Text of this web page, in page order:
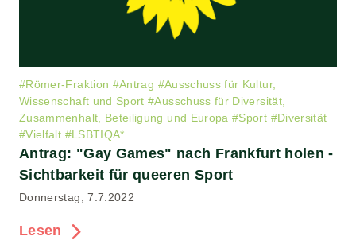
#Römer-Fraktion #Antrag #Ausschuss für Kultur,
Wissenschaft und Sport#Ausschuss für Diversität,
Zusammenhalt, Beteiligung und Europa #Sport #Diversität
#Vielfalt #LSBTIQA*
Antrag: "Gay Games" nach Frankfurt holen -
Sichtbarkeit für queeren Sport
Donnerstag, 7.7.2022
Lesen